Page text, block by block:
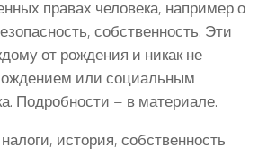
правах человека, например о
собственность. Эти
от рождения и никак не
или социальным
Подробности – в материале.
история, собственность